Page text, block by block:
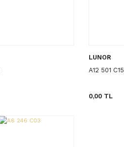
LUNOR
A12 501 C15
0,00 TL